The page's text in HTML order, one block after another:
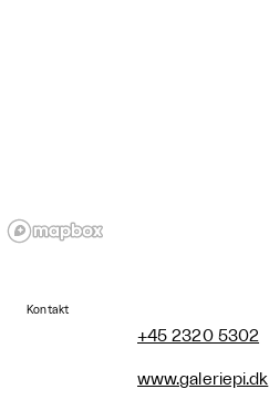
Kontakt
+45 2320 5302
www.galeriepi.dk